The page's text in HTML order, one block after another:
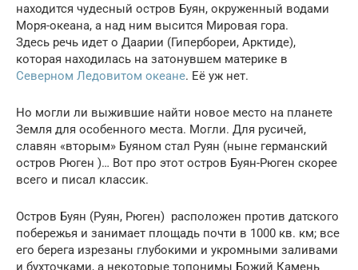
находится чудесный остров Буян, окруженный водами
Моря-океана, а над ним высится Мировая гора.
Здесь речь идет о Даарии (Гипербореи, Арктиде),
которая находилась на затонувшем материке в
Северном Ледовитом океане. Её уж нет.
Но могли ли выжившие найти новое место на планете
Земля для особенного места. Могли. Для русичей,
славян «вторым» Буяном стал Руян (ныне германский
остров Рюген )… Вот про этот остров Буян-Рюген скорее
всего и писал классик.
Остров Буян (Руян, Рюген) расположен против датского
побережья и занимает площадь почти в 1000 кв. км; все
его берега изрезаны глубокими и укромными заливами
и бухточками, а некоторые топонимы Божий Камень